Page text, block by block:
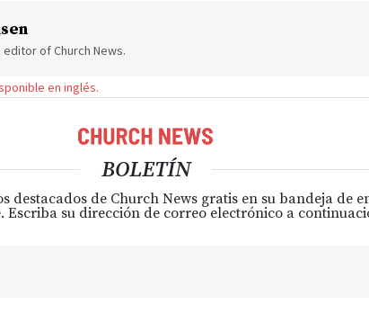
of Church News.
en inglés.
BOLETÍN
destacados de Church News gratis en su bandeja de
Escriba su dirección de correo electrónico a